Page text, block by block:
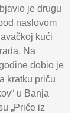
je drugu
naslovom
kući
Na
dobio je
kratku priču
u Banja
„Priče iz